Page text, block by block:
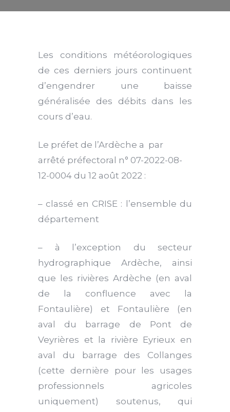
L es conditions météorologiques
de ces derniers jours continuent
d’engendrer une baisse
généralisée des débits dans les
cours d’eau.
L e préfet de l’Ardèche a par
arrêté préfectoral n° 07-2022-08-
12-0004 du 12 août 2022 :
– classé en CRISE : l’ensemble du
département
– à l’exception du secteur
hydrographique Ardèche,
ainsi
que les rivières Ardèche (en aval
de la confluence avec la
Fontaulière) et Fontaulière (en
aval du barrage de Pont de
Veyrières et la rivière Eyrieux en
aval du barrage des Collanges
(cette dernière pour les usages
professionnels agricoles
uniquement) soutenus, qui